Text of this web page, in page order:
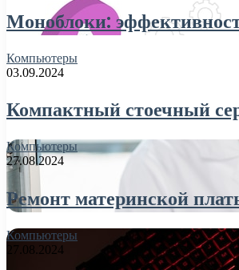
Моноблоки:
Компьютеры
03.09.2024
Компактный стоечный
Компьютеры
27.08.2024
Ремонт материнской
Компьютеры
27.08.2024